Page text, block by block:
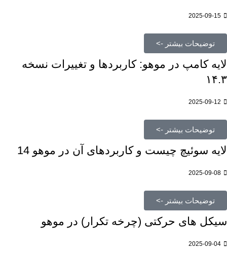
توضیحات بیشتر ->
لایه کامپ در موهو: کاربردها و تغییرات نسخه
۱۴.۳
توضیحات بیشتر ->
لایه سوئیچ چیست و کاربردهای آن در موهو 14
توضیحات بیشتر ->
سیکل های حرکتی (چرخه تکرار) در موهو